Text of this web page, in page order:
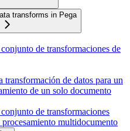
transforms in Pega
de transformaciones de
transformación de datos para un
de un solo documento
de transformaciones
procesamiento multidocumento